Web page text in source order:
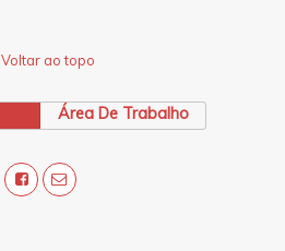
Voltar ao topo
Área De Trabalho